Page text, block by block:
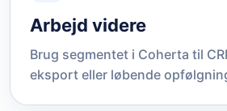
Arbejd videre
Brug segmentet i Coherta til
eksport eller løbende